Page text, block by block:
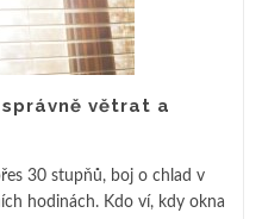
větrat a
30 stupňů, boj o chlad v
hodinách. Kdo ví, kdy okna